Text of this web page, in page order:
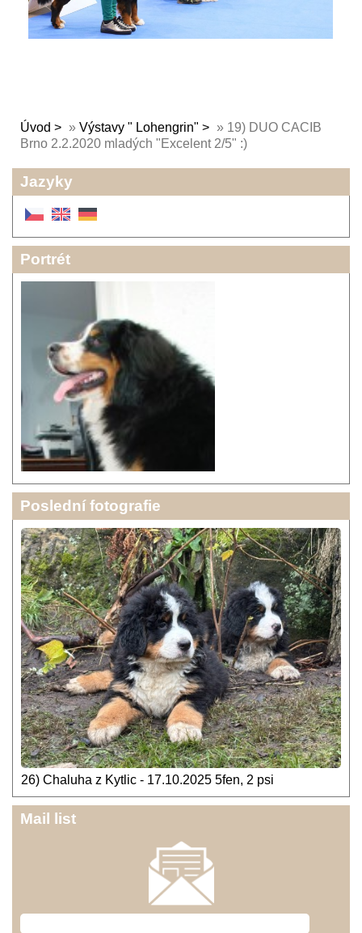
Úvod » Výstavy " Lohengrin" » 19) DUO CACIB
Brno 2.2.2020 mladých "Excelent 2/5" :)
Jazyky
Portrét
Poslední fotografie
26) Chaluha z Kytlic - 17.10.2025 5fen, 2 psi
Mail list